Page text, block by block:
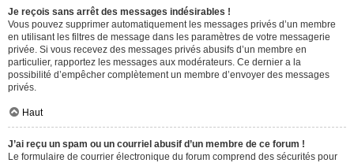
Je reçois sans arrêt des messages indésirables !
Vous pouvez supprimer automatiquement les messages privés d’un membre
en utilisant les filtres de message dans les paramètres de votre messagerie
privée. Si vous recevez des messages privés abusifs d’un membre en
particulier, rapportez les messages aux modérateurs. Ce dernier a la
possibilité d’empêcher complètement un membre d’envoyer des messages
privés.
Haut
J’ai reçu un spam ou un courriel abusif d’un membre de ce forum !
Le formulaire de courrier électronique du forum comprend des sécurités pour